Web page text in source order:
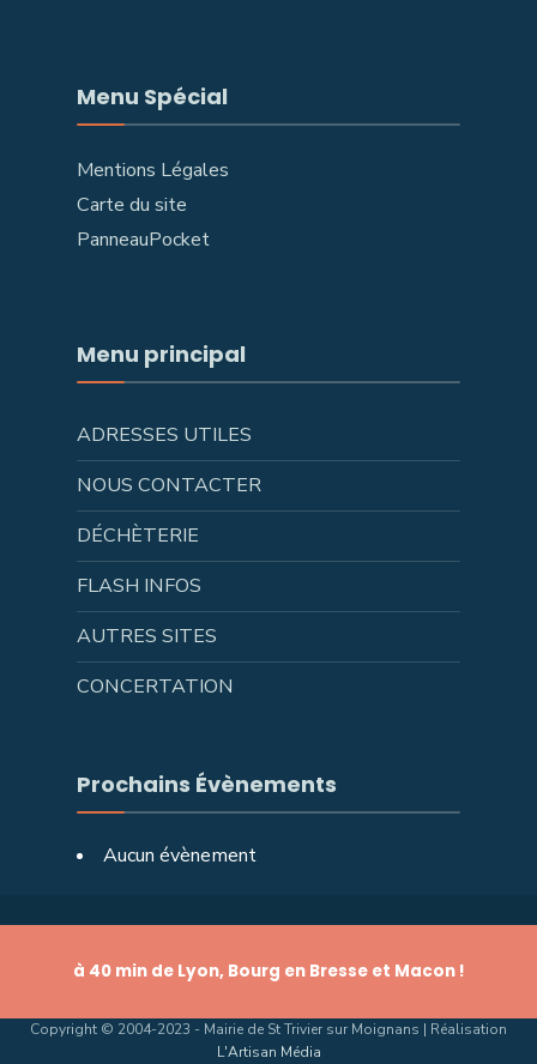
Menu Spécial
Mentions Légales
Carte du site
PanneauPocket
Menu principal
ADRESSES UTILES
NOUS CONTACTER
DÉCHÈTERIE
FLASH INFOS
AUTRES SITES
CONCERTATION
Prochains Évènements
Aucun évènement
à 40 min de Lyon, Bourg en Bresse et Macon !
Copyright © 2004-2023 - Mairie de St Trivier sur Moignans | Réalisation
L'Artisan Média